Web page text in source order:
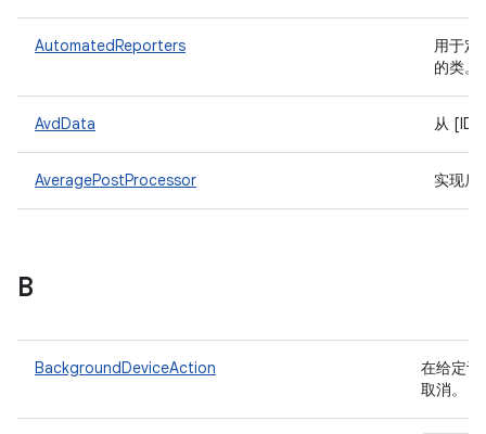
AutomatedReporters
用于定
的类。
AvdData 从
AveragePostProcessor 实现后
B
BackgroundDeviceAction
在给定设
取消。